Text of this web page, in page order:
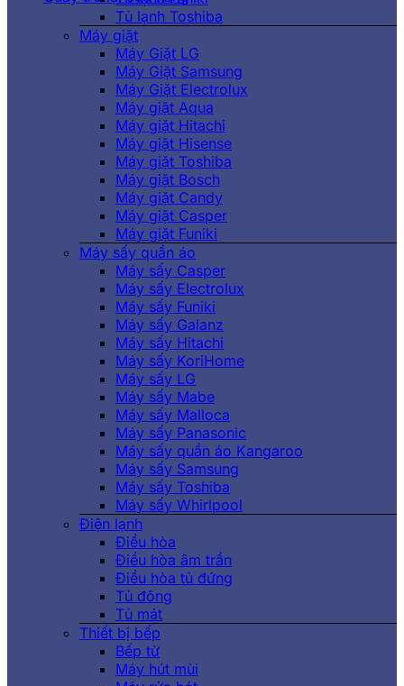
Tủ lạnh Toshiba
Máy giặt
Máy Giặt LG
Máy Giặt Samsung
Máy Giặt Electrolux
Máy giặt Aqua
Máy giặt Hitachi
Máy giặt Hisense
Máy giặt Toshiba
Máy giặt Bosch
Máy giặt Candy
Máy giặt Casper
Máy giặt Funiki
Máy sấy quần áo
Máy sấy Casper
Máy sấy Electrolux
Máy sấy Funiki
Máy sấy Galanz
Máy sấy Hitachi
Máy sấy KoriHome
Máy sấy LG
Máy sấy Mabe
Máy sấy Malloca
Máy sấy Panasonic
Máy sấy quần áo Kangaroo
Máy sấy Samsung
Máy sấy Toshiba
Máy sấy Whirlpool
Điện lạnh
Điều hòa
Điều hòa âm trần
Điều hòa tủ đứng
Tủ đông
Tủ mát
Thiết bị bếp
Bếp từ
Máy hút mùi